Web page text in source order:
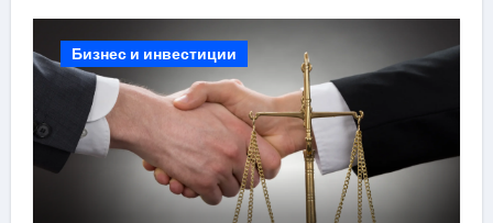
Бизнес и инвестиции